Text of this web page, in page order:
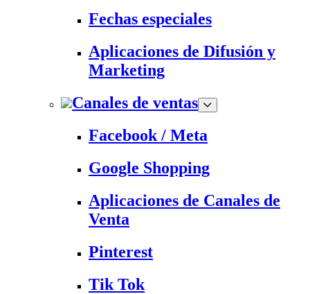
Fechas especiales
Aplicaciones de Difusión y
Marketing
Canales de ventas
Facebook / Meta
Google Shopping
Aplicaciones de Canales de
Venta
Pinterest
Tik Tok